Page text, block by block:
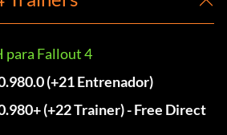
para Fallout 4
(+21 Entrenador)
(+22 Trainer) - Free Direct